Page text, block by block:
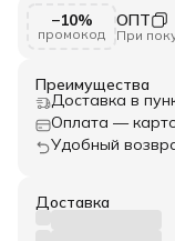
−10%
промокод
ОПТ
При
Преимущества
Доставка в
Оплата —
Удобный
Доставка